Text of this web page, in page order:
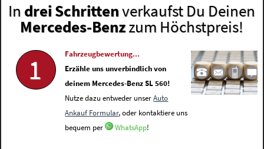
In drei Schrittenverkaufst Du Deinen
Mercedes-Benzzum Höchstpreis!
1
Fahrzeugbewertung...
Erzähle uns unverbindlich von
deinem Mercedes-Benz SL 560!
Nutze dazu entweder unserAuto
Ankauf Formular, oder kontaktiere uns
bequem per
WhatsApp!